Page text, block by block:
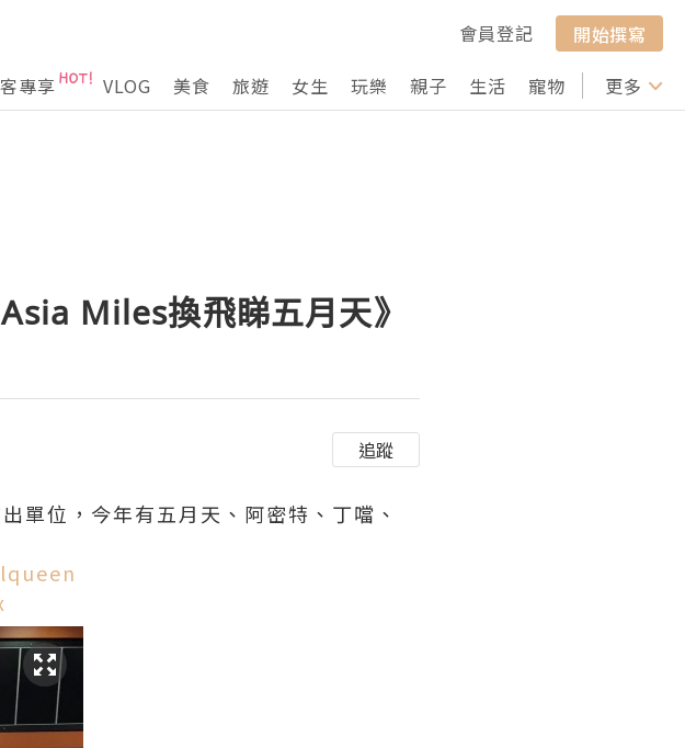
會員登記
開始撰寫
專享 VLOG 美食 旅遊 女生 玩樂 親子 生活 寵物 行山 打卡
更多
Miles換飛睇五月天》
追蹤
單位，今年有五月天、阿密特、丁噹、